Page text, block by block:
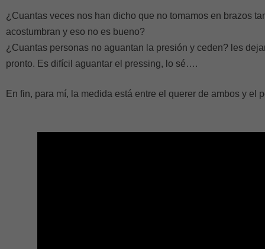
¿Cuantas veces nos han dicho que no tomamos en brazos
acostumbran y eso no es bueno?
¿Cuantas personas no aguantan la presión y ceden? les
pronto. Es difícil aguantar el pressing, lo sé….
En fin, para mí, la medida está entre el querer de ambos y el